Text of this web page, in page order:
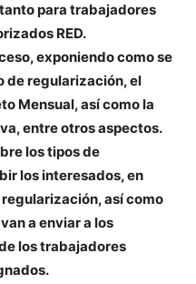
para trabajadores
RED.
exponiendo como se
de regularización, el
Mensual, así como la
entre otros aspectos.
los tipos de
los interesados, en
así como
a enviar a los
los trabajadores